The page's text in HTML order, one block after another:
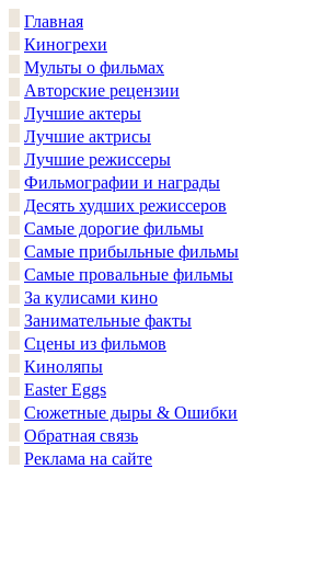
Главная
Киногрехи
Мульты о фильмах
Авторские рецензии
Лучшие актеры
Лучшие актрисы
Лучшие режиссеры
Фильмографии и награды
Десять худших режиссеров
Самые дорогие фильмы
Самые прибыльные фильмы
Самые провальные фильмы
За кулисами кино
Занимательные факты
Сцены из фильмов
Киноляпы
Easter Eggs
Сюжетные дыры & Ошибки
Обратная связь
Реклама на сайте